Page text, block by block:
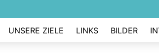
UNSERE ZIELE LINKS BILDER